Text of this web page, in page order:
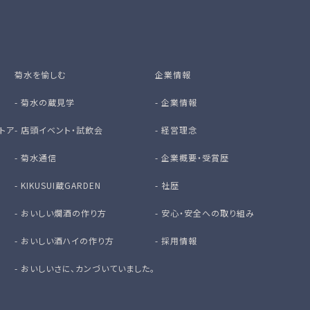
ア
菊水を愉しむ
- 菊水の蔵見学
- 店頭イベント・試飲会
- 菊水通信
- KIKUSUI蔵GARDEN
- おいしい燗酒の作り方
- おいしい酒ハイの作り方
- おいしいさに、カンづいていました。
企業情報
- 企業情報
- 経営理念
- 企業概要・受賞歴
- 社歴
- 安心・安全への取り組み
- 採用情報